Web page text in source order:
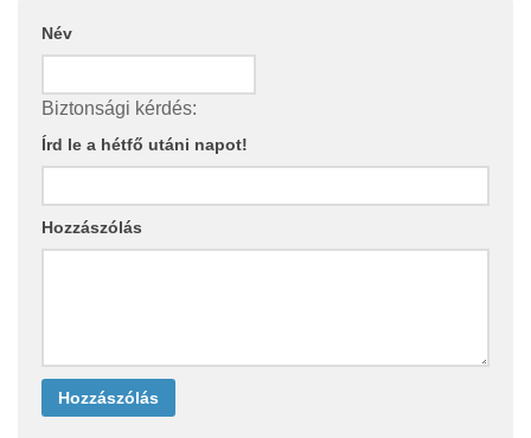
Név
Biztonsági kérdés:
Írd le a hétfő utáni napot!
Hozzászólás